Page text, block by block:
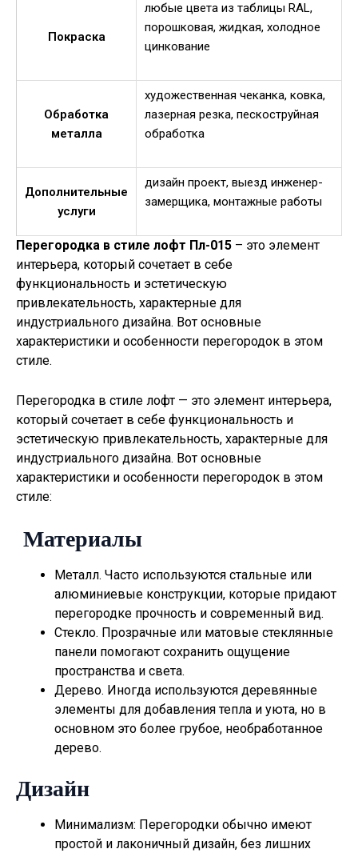
Покраска
любые цвета из таблицы RAL,
порошковая, жидкая, холодное
цинкование
Обработка
металла
художественная чеканка, ковка,
лазерная резка, пескоструйная
обработка
Дополнительные
услуги
дизайн проект, выезд инженер-
замерщика, монтажные работы
Перегородка в стиле лофт Пл-015 – это элемент
интерьера, который сочетает в себе
функциональность и эстетическую
привлекательность, характерные для
индустриального дизайна. Вот основные
характеристики и особенности перегородок в этом
стиле.
Перегородка в стиле лофт — это элемент интерьера,
который сочетает в себе функциональность и
эстетическую привлекательность, характерные для
индустриального дизайна. Вот основные
характеристики и особенности перегородок в этом
стиле:
Материалы
Металл. Часто используются стальные или
алюминиевые конструкции, которые придают
перегородке прочность и современный вид.
Стекло. Прозрачные или матовые стеклянные
панели помогают сохранить ощущение
пространства и света.
Дерево. Иногда используются деревянные
элементы для добавления тепла и уюта, но в
основном это более грубое, необработанное
дерево.
Дизайн
Минимализм: Перегородки обычно имеют
простой и лаконичный дизайн, без лишних